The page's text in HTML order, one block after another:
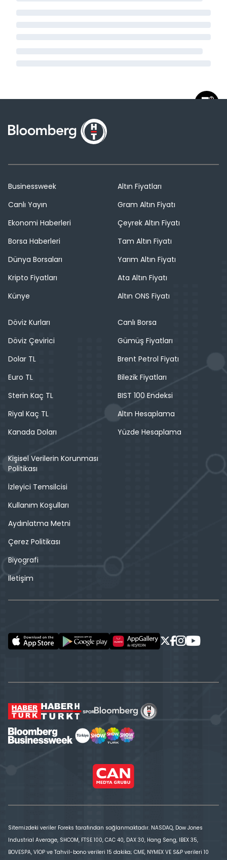
Businessweek
Canlı Yayın
Ekonomi Haberleri
Borsa Haberleri
Dünya Borsaları
Kripto Fiyatları
Künye
Altın Fiyatları
Gram Altın Fiyatı
Çeyrek Altın Fiyatı
Tam Altın Fiyatı
Yarım Altın Fiyatı
Ata Altın Fiyatı
Altın ONS Fiyatı
Döviz Kurları
Döviz Çevirici
Dolar TL
Euro TL
Sterin Kaç TL
Riyal Kaç TL
Kanada Doları
Canlı Borsa
Gümüş Fiyatları
Brent Petrol Fiyatı
Bilezik Fiyatları
BIST 100 Endeksi
Altın Hesaplama
Yüzde Hesaplama
Kişisel Verilerin Korunması
Politikası
İzleyici Temsilcisi
Kullanım Koşulları
Aydınlatma Metni
Çerez Politikası
Biyografi
İletişim
Sitemizdeki veriler Foreks tarafından sağlanmaktadır. NASDAQ, Dow Jones
Industrial Average, SHCOM, FTSE 100, CAC 40, DAX 30, Hang Seng, IBEX 35,
BOVESPA, VİOP ve Tahvil-bono verileri 15 dakika; CME, NYMEX VE S&P verileri 10